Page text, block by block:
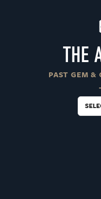
THE
PAST GEM &